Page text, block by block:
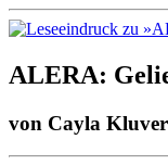
ALERA:
von Cayla Kluver